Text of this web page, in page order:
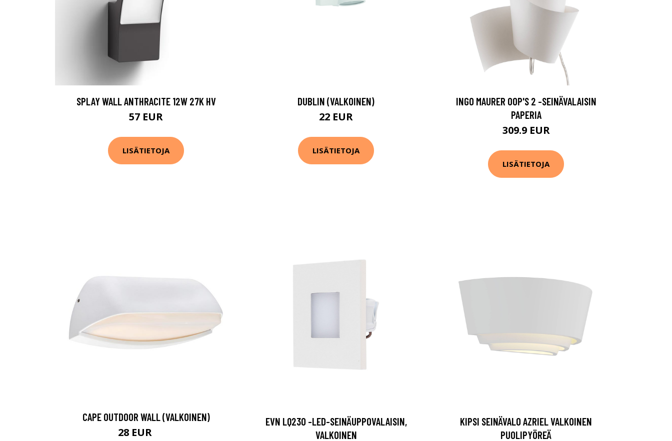
SPLAY WALL ANTHRACITE 12W 27K HV
57 EUR
LISÄTIETOJA
DUBLIN (VALKOINEN)
22 EUR
LISÄTIETOJA
INGO MAURER OOP'S 2 -SEINÄVALAISIN
PAPERIA
309.9 EUR
LISÄTIETOJA
CAPE OUTDOOR WALL (VALKOINEN)
28 EUR
EVN LQ230 -LED-SEINÄUPPOVALAISIN,
VALKOINEN
KIPSI SEINÄVALO AZRIEL VALKOINEN
PUOLIPYÖREÄ